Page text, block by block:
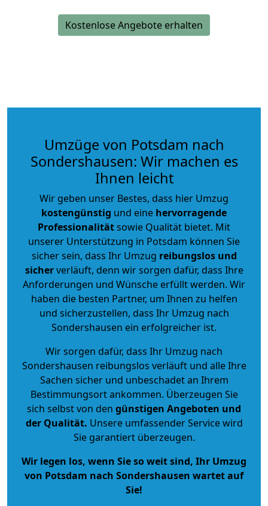
Kostenlose Angebote erhalten
Umzüge von Potsdam nach
Sondershausen: Wir machen es
Ihnen leicht
Wir geben unser Bestes, dass hier Umzug
kostengünstig und eine hervorragende
Professionalitätsowie Qualität bietet. Mit
unserer Unterstützung in Potsdam können Sie
sicher sein, dass Ihr Umzug reibungslos und
sicherverläuft, denn wir sorgen dafür, dass Ihre
Anforderungen und Wünsche erfüllt werden. Wir
haben die besten Partner, um Ihnen zu helfen
und sicherzustellen, dass Ihr Umzug nach
Sondershausen ein erfolgreicher ist.
Wir sorgen dafür, dass Ihr Umzug nach
Sondershausen reibungslos verläuft und alle Ihre
Sachen sicher und unbeschadet an Ihrem
Bestimmungsort ankommen. Überzeugen Sie
sich selbst von den günstigen Angeboten und
der Qualität. Unsere umfassender Service wird
Sie garantiert überzeugen.
Wir legen los, wenn Sie so weit sind, Ihr Umzug
von Potsdam nach Sondershausen wartet auf
Sie!